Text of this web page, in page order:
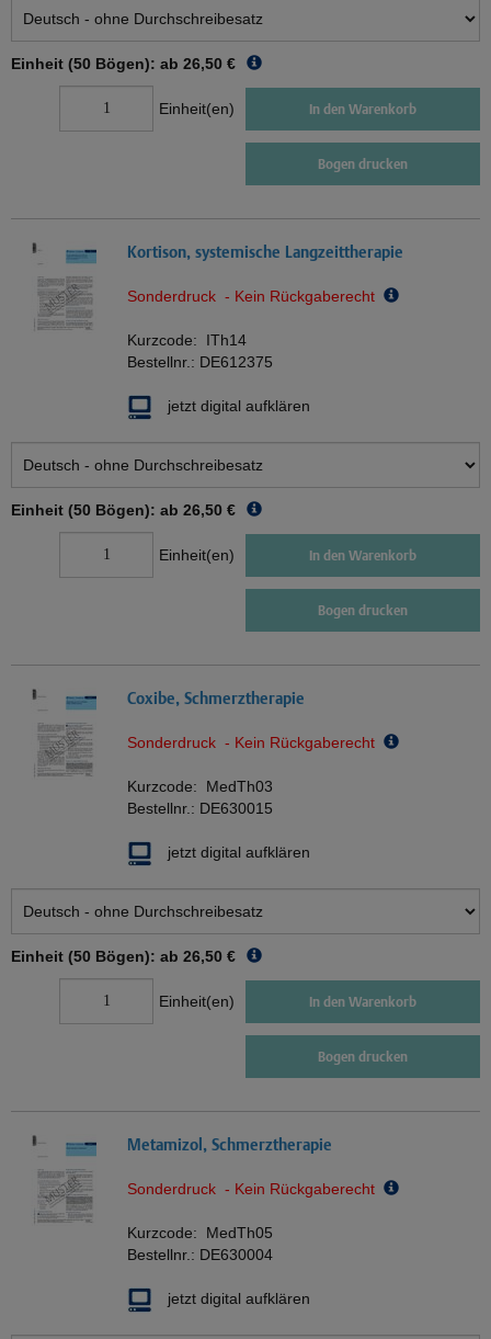
Einheit (50 Bögen): ab 26,50 €
Einheit(en) In den Warenkorb
Bogen drucken
Kortison, systemische Langzeittherapie
Sonderdruck - Kein Rückgaberecht
Kurzcode: ITh14
Bestellnr.: DE612375
jetzt digital aufklären
Einheit (50 Bögen): ab 26,50 €
Einheit(en) In den Warenkorb
Bogen drucken
Coxibe, Schmerztherapie
Sonderdruck - Kein Rückgaberecht
Kurzcode: MedTh03
Bestellnr.: DE630015
jetzt digital aufklären
Einheit (50 Bögen): ab 26,50 €
Einheit(en) In den Warenkorb
Bogen drucken
Metamizol, Schmerztherapie
Sonderdruck - Kein Rückgaberecht
Kurzcode: MedTh05
Bestellnr.: DE630004
jetzt digital aufklären